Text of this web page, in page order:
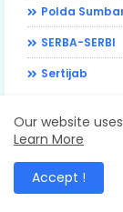
Polda
SERBA-SERBI
Sertijab
FOLLOW US
Our website
Learn More
Accept !